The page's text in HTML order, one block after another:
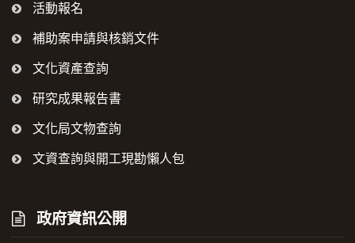
活動報名
補助案申請與核銷文件
文化資產查詢
研究成果報告書
文化局文物查詢
文資查詢與開工現勘懶人包
政府資訊公開